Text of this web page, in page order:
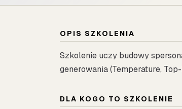
OPIS SZKOLENIA
Szkolenie uczy budowy
generowania (Temperature,
DLA KOGO TO SZKOLENIE